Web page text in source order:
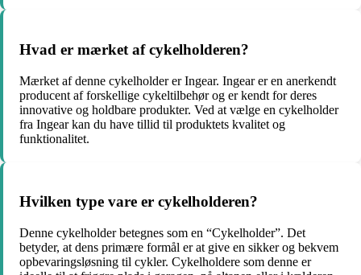
Hvad er mærket af cykelholderen?
Mærket af denne cykelholder er Ingear. Ingear er en anerkendt
producent af forskellige cykeltilbehør og er kendt for deres
innovative og holdbare produkter. Ved at vælge en cykelholder
fra Ingear kan du have tillid til produktets kvalitet og
funktionalitet.
Hvilken type vare er cykelholderen?
Denne cykelholder betegnes som en “Cykelholder”. Det
betyder, at dens primære formål er at give en sikker og bekvem
opbevaringsløsning til cykler. Cykelholdere som denne er